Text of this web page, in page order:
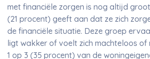
met financiële zorgen is nog altijd
(21 procent) geeft aan dat ze zich
de financiële situatie. Deze groep
ligt wakker of voelt zich machteloos of
1 op 3 (35 procent) van de